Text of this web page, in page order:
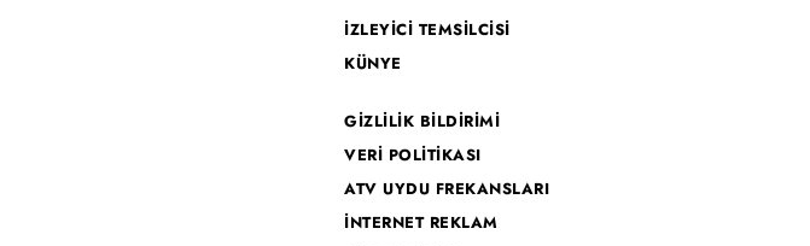
İZLEYİCİ TEMSİLCİSİ
KÜNYE
GİZLİLİK BİLDİRİMİ
VERİ POLİTİKASI
ATV UYDU FREKANSLARI
İNTERNET REKLAM